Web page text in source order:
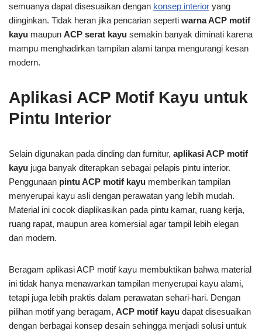
semuanya dapat disesuaikan dengan konsep interior yang
diinginkan. Tidak heran jika pencarian seperti warna ACP motif
kayu maupun ACP serat kayu semakin banyak diminati karena
mampu menghadirkan tampilan alami tanpa mengurangi kesan
modern.
Aplikasi ACP Motif Kayu untuk
Pintu Interior
Selain digunakan pada dinding dan furnitur, aplikasi ACP motif
kayu juga banyak diterapkan sebagai pelapis pintu interior.
Penggunaan pintu ACP motif kayu memberikan tampilan
menyerupai kayu asli dengan perawatan yang lebih mudah.
Material ini cocok diaplikasikan pada pintu kamar, ruang kerja,
ruang rapat, maupun area komersial agar tampil lebih elegan
dan modern.
Beragam aplikasi ACP motif kayu membuktikan bahwa material
ini tidak hanya menawarkan tampilan menyerupai kayu alami,
tetapi juga lebih praktis dalam perawatan sehari-hari. Dengan
pilihan motif yang beragam, ACP motif kayu dapat disesuaikan
dengan berbagai konsep desain sehingga menjadi solusi untuk